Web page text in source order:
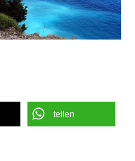
teilen